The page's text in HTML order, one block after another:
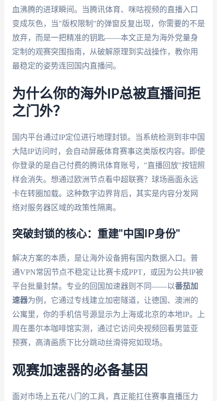
血沸腾的进球瞬间。当腾讯体育、咪咕视频的直播入口
变成灰色，当"版权限制"的弹窗反复出现，你需要的不是
放弃，而是一把精准的钥匙——本文正是为海外党量身
定制的观赛突围指南，从破解原理到实战操作，教你用
最稳定的姿势连回国内直播间。
为什么你的海外IP总被直播间拒
之门外？
国内平台通过IP定位进行地理封锁。当系统检测到非中国
大陆IP访问时，会自动屏蔽体育赛事这类版权内容。即使
你登录的是自己付费的腾讯体育账号，"直播回放"按钮照
样会消失。想通过欧洲节点看中超联赛？球场画面永远
卡在转圈加载。这种数字边界背后，其实是内容分发网
络对服务器区域的政策性隔离。
突破封锁的核心：重建"中国IP身份"
解决方案的本质，是让海外设备拥有国内数据入口。普
通VPN常因节点不稳定让比赛卡成PPT，或因为公共IP被
平台批量封禁。专业的回国加速器则不同——以番茄加
速器为例，它通过专线建立加密隧道，让德国、澳洲的
公寓里，你的手机信号源显示为上海或北京的本地IP。上
周在墨尔本咖啡馆实测，通过它访问央视频回看男篮亚
预赛，高清画质下比分跳动丝滑得宛如现场。
观赛加速器的必备基因
面对市场上五花八门的工具，真正能扛住赛事直播压力